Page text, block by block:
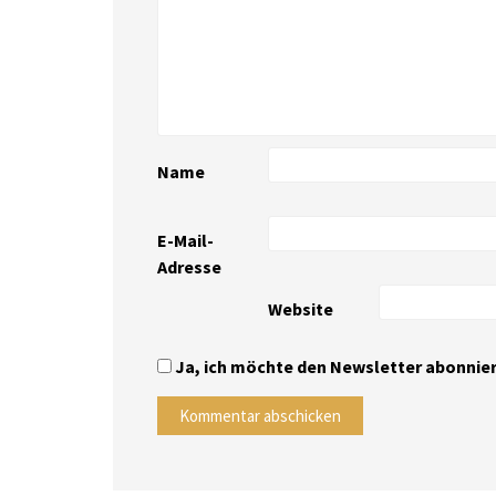
Name
E-Mail-
Adresse
Website
Ja, ich möchte den Newsletter